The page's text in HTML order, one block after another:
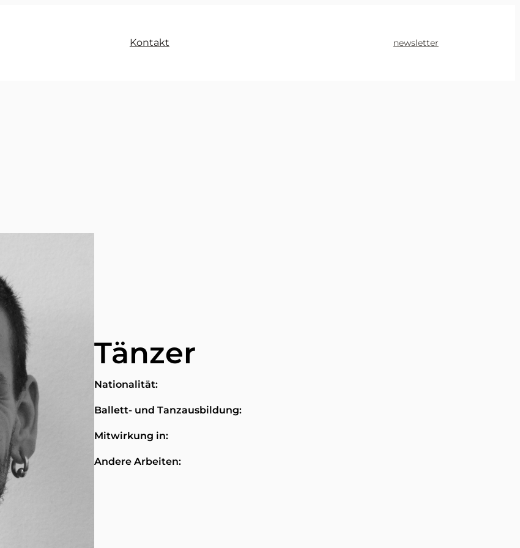
Kontakt newsletter
Tänzer
Nationalität:
Ballett- und Tanzausbildung:
Mitwirkung in:
Andere Arbeiten: